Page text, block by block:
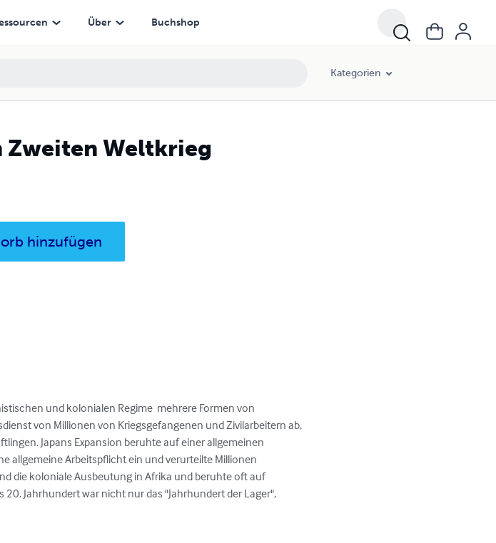
Über Buchshop
Kategorien
Zweiten Weltkrieg
hinzufügen
und kolonialen Regime  mehrere Formen von
von Millionen von Kriegsgefangenen und Zivilarbeitern ab,
Japans Expansion beruhte auf einer allgemeinen
allgemeine Arbeitspflicht ein und verurteilte Millionen
die koloniale Ausbeutung in Afrika und beruhte oft auf
Jahrhundert war nicht nur das "Jahrhundert der Lager",